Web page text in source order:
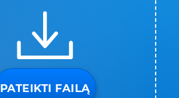
PATEIKTI FAILĄ